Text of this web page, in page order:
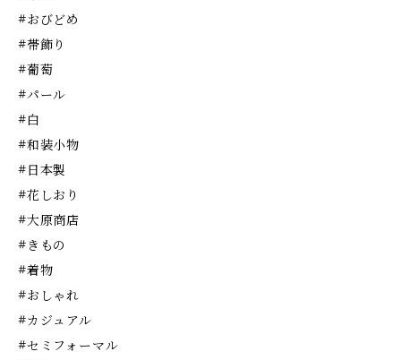
#おびどめ
#帯飾り
#葡萄
#パール
#白
#和装小物
#日本製
#花しおり
#大原商店
#きもの
#着物
#おしゃれ
#カジュアル
#セミフォーマル